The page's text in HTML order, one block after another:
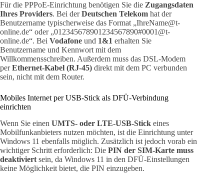
Für die PPPoE-Einrichtung benötigen Sie die Zugangsdaten
Ihres Providers. Bei derDeutschen Telekom hat der
Benutzername typischerweise das Format „IhreName@t-
online.de“ oder „012345678901234567890#0001@t-
online.de“. Bei Vodafone und 1&1 erhalten Sie
Benutzername und Kennwort mit dem
Willkommensschreiben. Außerdem muss das DSL-Modem
perEthernet-Kabel (RJ-45) direkt mit dem PC verbunden
sein, nicht mit dem Router.
Mobiles Internet per USB-Stick als DFÜ-Verbindung
einrichten
Wenn Sie einen UMTS- oder LTE-USB-Stick eines
Mobilfunkanbieters nutzen möchten, ist die Einrichtung unter
Windows 11 ebenfalls möglich. Zusätzlich ist jedoch vorab ein
wichtiger Schritt erforderlich: Die PIN der SIM-Karte muss
deaktiviert sein, da Windows 11 in den DFÜ-Einstellungen
keine Möglichkeit bietet, die PIN einzugeben.